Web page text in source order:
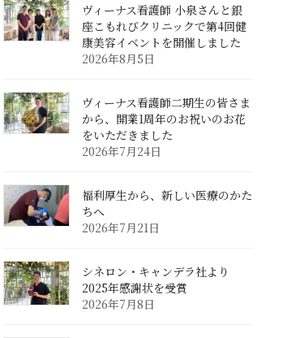
ヴィーナス看護師 小泉さんと銀
座こもれびクリニックで第4回健
康美容イベントを開催しました
2026年8月5日
ヴィーナス看護師二期生の皆さま
から、開業1周年のお祝いのお花
をいただきました
2026年7月24日
福利厚生から、新しい医療のかた
ちへ
2026年7月21日
シネロン・キャンデラ社より
2025年感謝状を受賞
2026年7月8日